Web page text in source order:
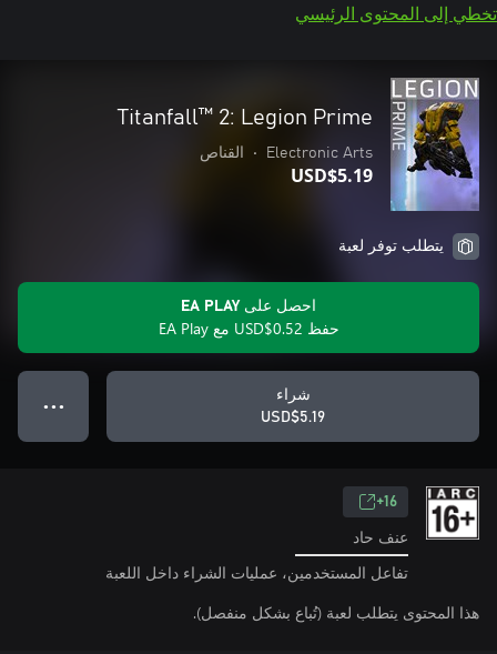
تخطي إلى المحتوى الرئيسي
Titanfall™ 2: Legion Prime
Electronic Arts
• القناص
USD$5.19
يتطلب توفر لعبة
احصل على EA PLAY
حفظ USD$0.52 مع EA Play
شراء
USD$5.19
● ● ●
16+
عنف حاد
تفاعل المستخدمين، عمليات الشراء داخل اللعبة
هذا المحتوى يتطلب لعبة (تُباع بشكل منفصل).